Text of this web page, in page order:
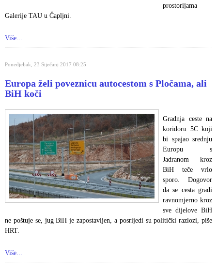
prostorijama
Galerije TAU u Čapljni.
Više...
Ponedjeljak, 23 Siječanj 2017 08:25
Europa želi poveznicu autocestom s Pločama, ali
BiH koči
Gradnja ceste na
koridoru 5C koji
bi spajao srednju
Europu s
Jadranom kroz
BiH teče vrlo
sporo. Dogovor
da se cesta gradi
ravnomjerno kroz
sve dijelove BiH
ne poštuje se, jug BiH je zapostavljen, a posrijedi su politički razlozi, piše
HRT.
Više...